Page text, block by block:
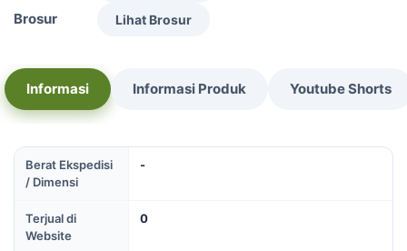
Brosur Lihat Brosur
Informasi Informasi Produk Youtube Shorts
Berat Ekspedisi
/ Dimensi
-
Terjual di
Website
0